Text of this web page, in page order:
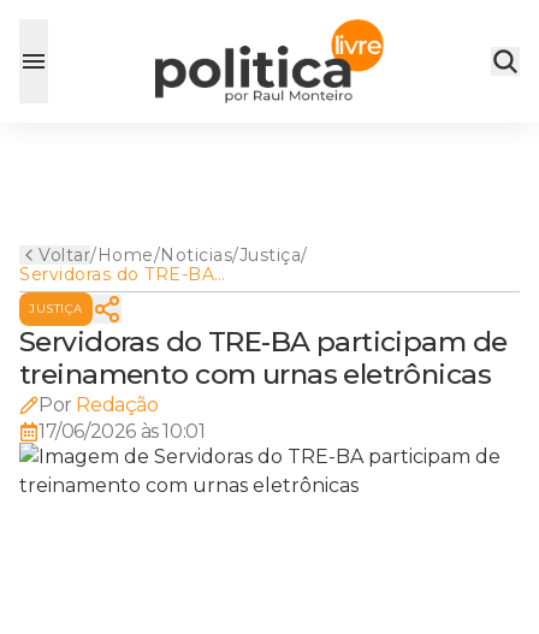
Voltar/Home/Noticias/Justiça/
Servidoras do TRE-BA
participam de treinamento
com urnas eletrônicas
JUSTIÇA
Servidoras do TRE-BA participam de
treinamento com urnas eletrônicas
Por Redação
17/06/2026 às 10:01